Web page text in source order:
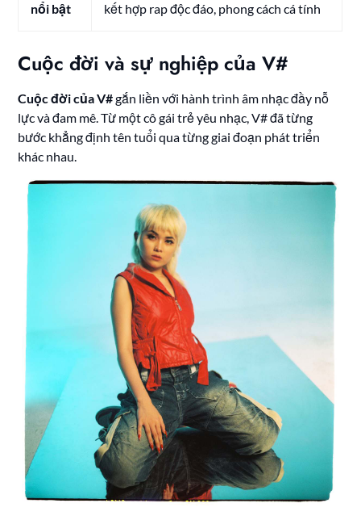
nổi bật kết hợp rap độc đáo, phong cách cá tính
Cuộc đời và sự nghiệp của V#
Cuộc đời của V#gắn liền với hành trình âm nhạc đầy nỗ
lực và đam mê. Từ một cô gái trẻ yêu nhạc, V# đã từng
bước khẳng định tên tuổi qua từng giai đoạn phát triển
khác nhau.